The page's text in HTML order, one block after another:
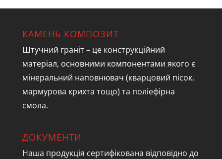
КАМЕНЬ КОМПОЗИТ
Штучний граніт – це конструкційний
матеріал, основними компонентами якого є
мінеральний наповнювач (кварцовий пісок,
мармурова крихта тощо) та поліефірна
смола.
ДОКУМЕНТИ
Наша продукція сертифікована відповідно до